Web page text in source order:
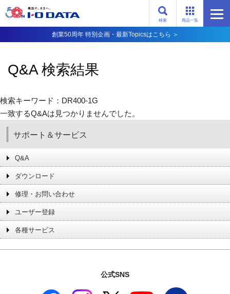
商品一覧
検索
創業50周年 特別企画・最新Topicsはこちら ＞
Q&A 検索結果
検索キーワード：DR400-1G
一致するQ&Aは見つかりませんでした。
サポート＆サービス
Q&A
ダウンロード
修理・お問い合わせ
ユーザー登録
各種サービス
公式SNS